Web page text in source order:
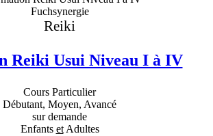
Fuchsynergie
Reiki
Reiki Usui Niveau I à IV
Cours Particulier
Débutant, Moyen, Avancé
sur demande
Enfants etAdultes